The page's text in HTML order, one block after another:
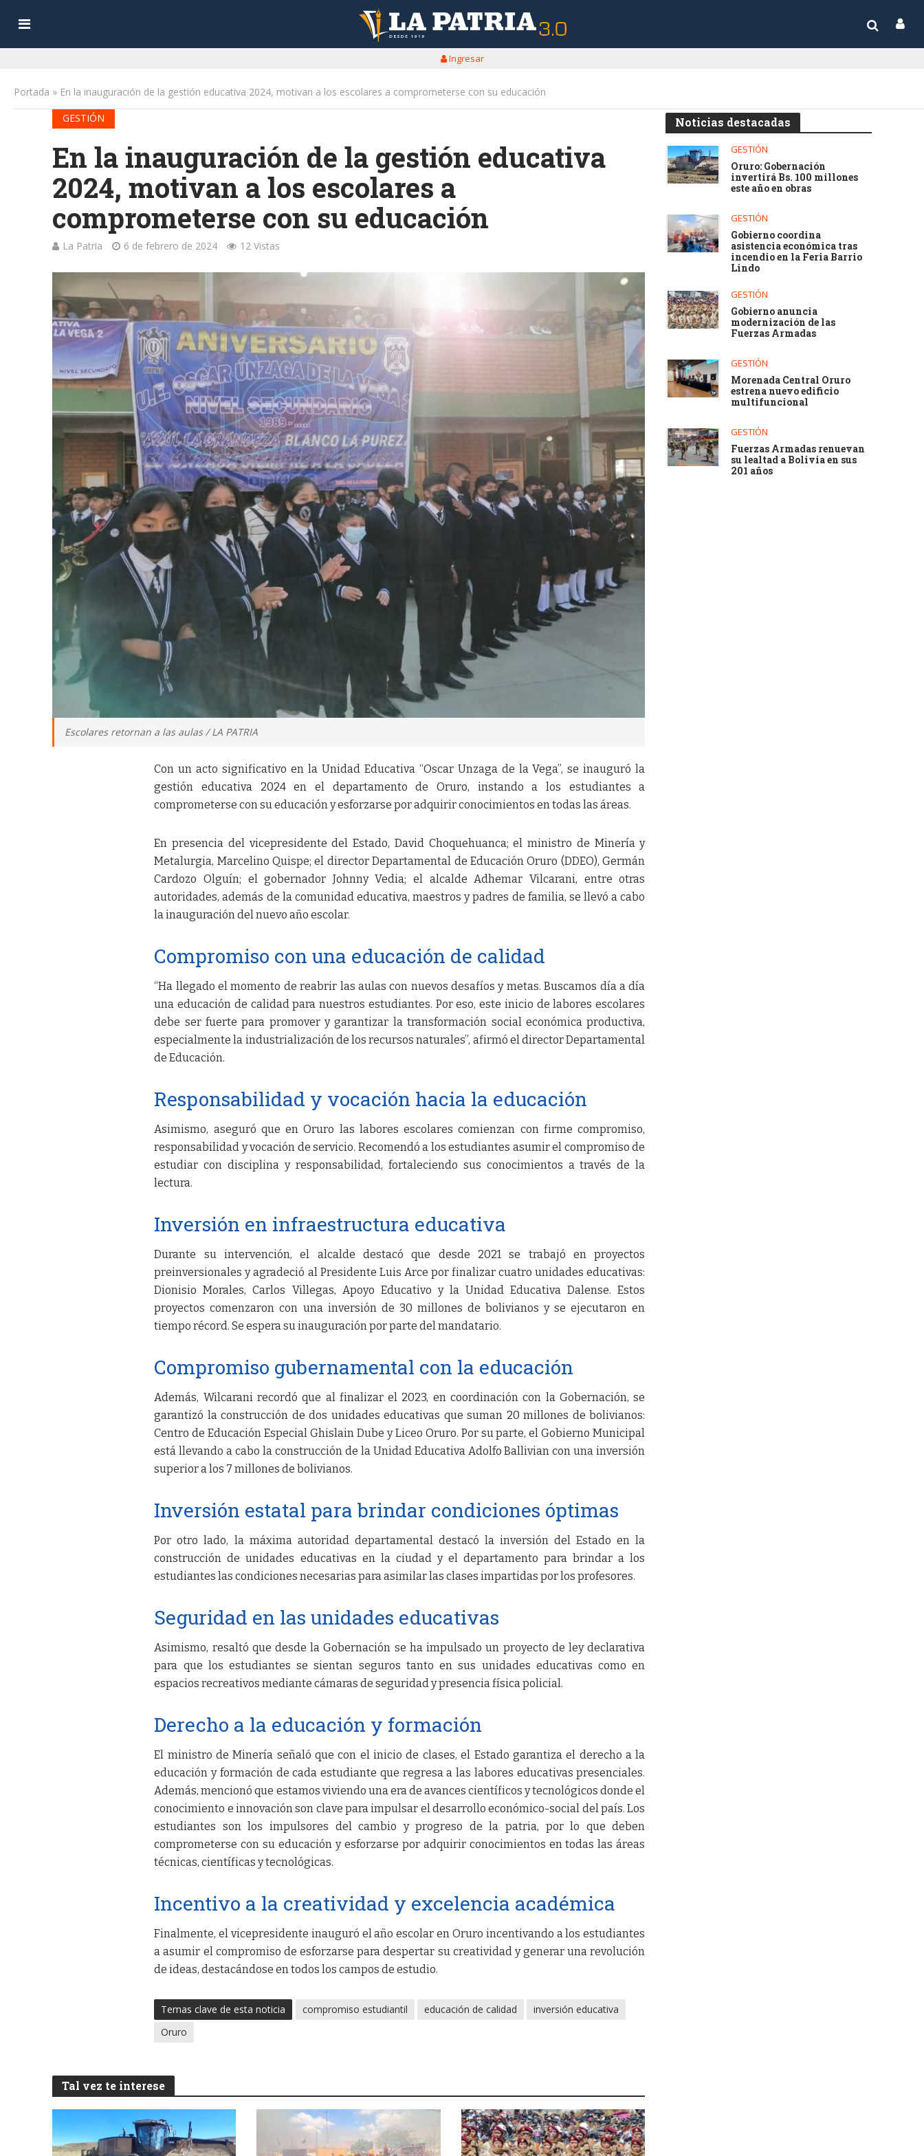
Ingresar
Portada » En la inauguración de la gestión educativa 2024, motivan a los escolares a comprometerse con su educación
GESTIÓN
En la inauguración de la gestión educativa
2024, motivan a los escolares a
comprometerse con su educación
La Patria 6 de febrero de 2024 12 Vistas
Escolares retornan a las aulas / LA PATRIA
Con un acto significativo en la Unidad Educativa “Oscar Unzaga de la Vega”, se inauguró la
gestión educativa 2024 en el departamento de Oruro, instando a los estudiantes a
comprometerse con su educación y esforzarse por adquirir conocimientos en todas las áreas.
En presencia del vicepresidente del Estado, David Choquehuanca; el ministro de Minería y
Metalurgia, Marcelino Quispe; el director Departamental de Educación Oruro (DDEO), Germán
Cardozo Olguín; el gobernador Johnny Vedia; el alcalde Adhemar Vilcarani, entre otras
autoridades, además de la comunidad educativa, maestros y padres de familia, se llevó a cabo
la inauguración del nuevo año escolar.
Compromiso con una educación de calidad
“Ha llegado el momento de reabrir las aulas con nuevos desafíos y metas. Buscamos día a día
una educación de calidad para nuestros estudiantes. Por eso, este inicio de labores escolares
debe ser fuerte para promover y garantizar la transformación social económica productiva,
especialmente la industrialización de los recursos naturales”, afirmó el director Departamental
de Educación.
Responsabilidad y vocación hacia la educación
Asimismo, aseguró que en Oruro las labores escolares comienzan con firme compromiso,
responsabilidad y vocación de servicio. Recomendó a los estudiantes asumir el compromiso de
estudiar con disciplina y responsabilidad, fortaleciendo sus conocimientos a través de la
lectura.
Inversión en infraestructura educativa
Durante su intervención, el alcalde destacó que desde 2021 se trabajó en proyectos
preinversionales y agradeció al Presidente Luis Arce por finalizar cuatro unidades educativas:
Dionisio Morales, Carlos Villegas, Apoyo Educativo y la Unidad Educativa Dalense. Estos
proyectos comenzaron con una inversión de 30 millones de bolivianos y se ejecutaron en
tiempo récord. Se espera su inauguración por parte del mandatario.
Compromiso gubernamental con la educación
Además, Wilcarani recordó que al finalizar el 2023, en coordinación con la Gobernación, se
garantizó la construcción de dos unidades educativas que suman 20 millones de bolivianos:
Centro de Educación Especial Ghislain Dube y Liceo Oruro. Por su parte, el Gobierno Municipal
está llevando a cabo la construcción de la Unidad Educativa Adolfo Ballivian con una inversión
superior a los 7 millones de bolivianos.
Inversión estatal para brindar condiciones óptimas
Por otro lado, la máxima autoridad departamental destacó la inversión del Estado en la
construcción de unidades educativas en la ciudad y el departamento para brindar a los
estudiantes las condiciones necesarias para asimilar las clases impartidas por los profesores.
Seguridad en las unidades educativas
Asimismo, resaltó que desde la Gobernación se ha impulsado un proyecto de ley declarativa
para que los estudiantes se sientan seguros tanto en sus unidades educativas como en
espacios recreativos mediante cámaras de seguridad y presencia física policial.
Derecho a la educación y formación
El ministro de Minería señaló que con el inicio de clases, el Estado garantiza el derecho a la
educación y formación de cada estudiante que regresa a las labores educativas presenciales.
Además, mencionó que estamos viviendo una era de avances científicos y tecnológicos donde el
conocimiento e innovación son clave para impulsar el desarrollo económico-social del país. Los
estudiantes son los impulsores del cambio y progreso de la patria, por lo que deben
comprometerse con su educación y esforzarse por adquirir conocimientos en todas las áreas
técnicas, científicas y tecnológicas.
Incentivo a la creatividad y excelencia académica
Finalmente, el vicepresidente inauguró el año escolar en Oruro incentivando a los estudiantes
a asumir el compromiso de esforzarse para despertar su creatividad y generar una revolución
de ideas, destacándose en todos los campos de estudio.
Temas clave de esta noticia compromiso estudiantil educación de calidad
inversión educativa
Oruro
Tal vez te interese
Noticias destacadas
GESTIÓN
Oruro: Gobernación
invertirá Bs. 100 millones
este año en obras
GESTIÓN
Gobierno coordina
asistencia económica tras
incendio en la Feria Barrio
Lindo
GESTIÓN
Gobierno anuncia
modernización de las
Fuerzas Armadas
GESTIÓN
Morenada Central Oruro
estrena nuevo edificio
multifuncional
GESTIÓN
Fuerzas Armadas renuevan
su lealtad a Bolivia en sus
201 años